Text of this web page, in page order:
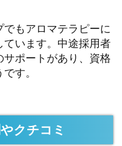
もアロマテラピーに
います。中途採用者
ポートがあり、資格
す。
クチコミ